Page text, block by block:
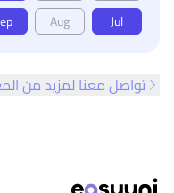
Jul
Aug
تواصل معنا لمزيد من